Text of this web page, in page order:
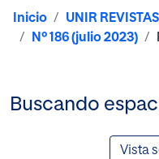
Inicio UNIR REVISTAS
Nº 186 (julio 2023)
Buscando
Vista